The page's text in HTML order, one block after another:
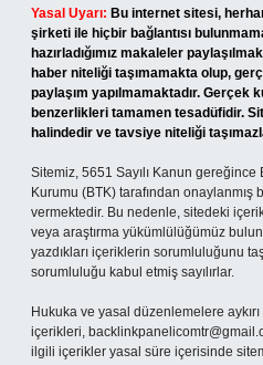
Yasal Uyarı: Bu internet sitesi,
şirketi ile hiçbir bağlantısı
hazırladığımız makaleler
haber niteliği taşımamakta olup,
paylaşım yapılmamaktadır. Gerçek
benzerlikleri tamamen tesadüfidir.
halindedir ve tavsiye niteliği
Sitemiz, 5651 Sayılı Kanun
Kurumu (BTK) tarafından onaylanmış
vermektedir. Bu nedenle, sitedeki
veya araştırma yükümlülüğümüz
yazdıkları içeriklerin sorumluluğunu
sorumluluğu kabul etmiş sayılırlar.
Hukuka ve yasal düzenlemelere
içerikleri,
ilgili içerikler yasal süre içerisinde